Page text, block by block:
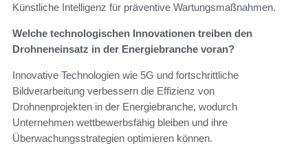
Künstliche Intelligenz für präventive Wartungsmaßnahmen.
Welche technologischen Innovationen treiben den
Drohneneinsatz in der Energiebranche voran?
Innovative Technologien wie 5G und fortschrittliche
Bildverarbeitung verbessern die Effizienz von
Drohnenprojekten in der Energiebranche, wodurch
Unternehmen wettbewerbsfähig bleiben und ihre
Überwachungsstrategien optimieren können.